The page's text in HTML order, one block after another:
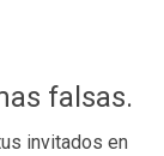
falsas.
invitados en